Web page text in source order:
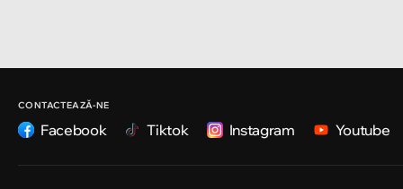
CONTACTEAZĂ-NE
Facebook Tiktok Instagram Youtube